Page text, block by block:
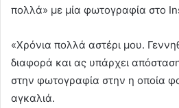
πολλά» με μία φωτογραφία στο
«Χρόνια πολλά αστέρι μου.
διαφορά και ας υπάρχει
στην φωτογραφία στην η οποία
αγκαλιά.